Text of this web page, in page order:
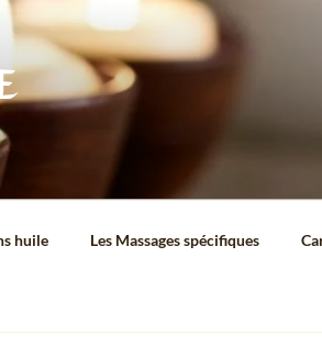
huile Les Massages spécifiques